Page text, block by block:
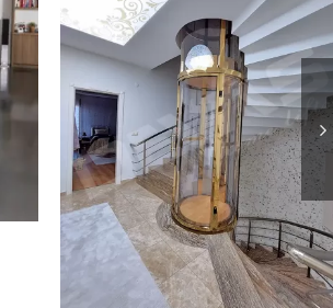
Nedir? Fiyatları ve
Özellikleri